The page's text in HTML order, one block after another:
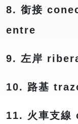
8. 銜接
entre
9. 左岸
10. 路基
11. 火車支